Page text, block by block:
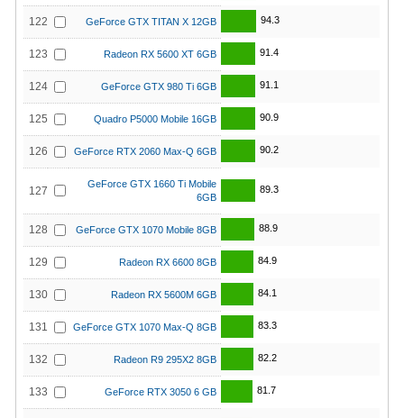
122 GeForce GTX TITAN X 12GB 94.3
123 Radeon RX 5600 XT 6GB 91.4
124 GeForce GTX 980 Ti 6GB 91.1
125 Quadro P5000 Mobile 16GB 90.9
126 GeForce RTX 2060 Max-Q 6GB 90.2
127
GeForce GTX 1660 Ti Mobile
6GB
89.3
128 GeForce GTX 1070 Mobile 8GB 88.9
129 Radeon RX 6600 8GB 84.9
130 Radeon RX 5600M 6GB 84.1
131 GeForce GTX 1070 Max-Q 8GB 83.3
132 Radeon R9 295X2 8GB 82.2
133 GeForce RTX 3050 6 GB 81.7